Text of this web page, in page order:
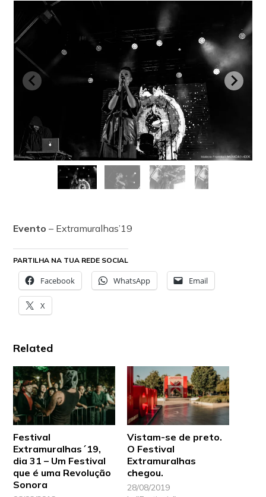
Evento – Extramuralhas’19
PARTILHA NA TUA REDE SOCIAL
Facebook WhatsApp Email
X
Related
Festival
Extramuralhas´19,
dia 31 – Um Festival
que é uma Revolução
Sonora
Vistam-se de preto.
O Festival
Extramuralhas
chegou.
28/08/2019